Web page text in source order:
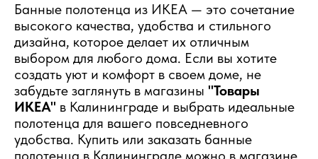
Банные полотенца из ИКЕА — это сочетание
высокого качества, удобства и стильного
дизайна, которое делает их отличным
выбором для любого дома. Если вы хотите
создать уют и комфорт в своем доме, не
забудьте заглянуть в магазины "Товары
ИКЕА" в Калининграде и выбрать идеальные
полотенца для вашего повседневного
удобства. Купить или заказать банные
полотенца в Калининграде можно в магазине